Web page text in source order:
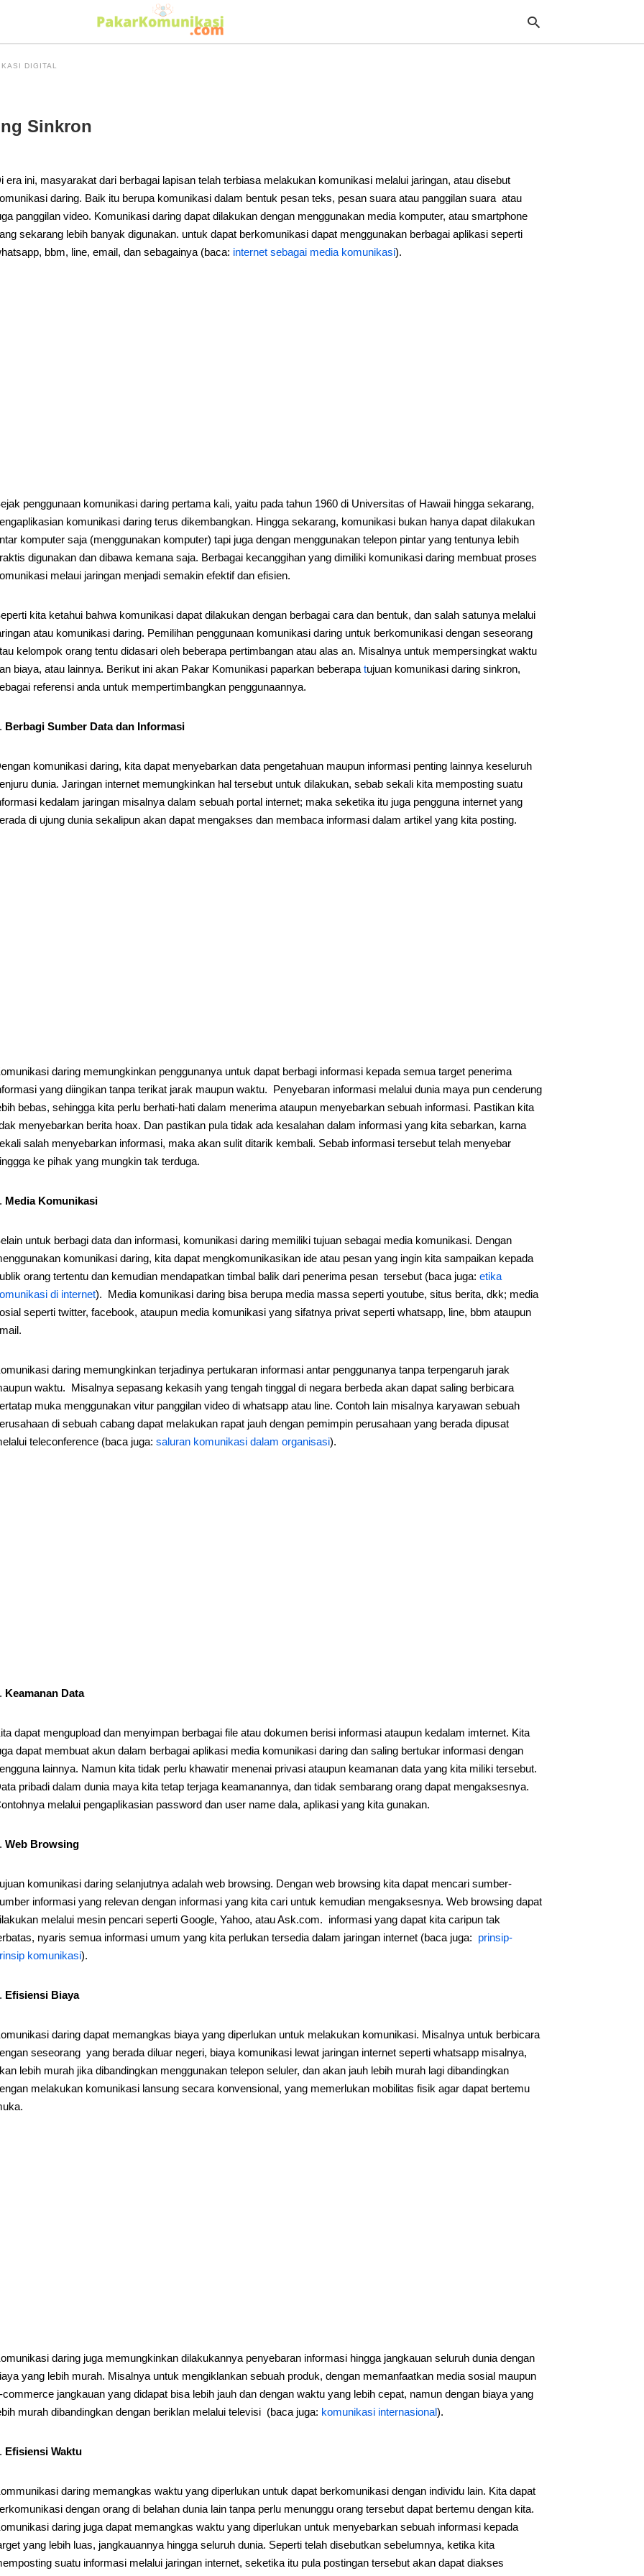
DIGITAL
Sinkron
era ini, masyarakat dari berbagai lapisan telah terbiasa melakukan komunikasi melalui jaringan, atau disebut
daring. Baik itu berupa komunikasi dalam bentuk pesan teks, pesan suara atau panggilan suara atau
panggilan video. Komunikasi daring dapat dilakukan dengan menggunakan media komputer, atau smartphone
sekarang lebih banyak digunakan. untuk dapat berkomunikasi dapat menggunakan berbagai aplikasi seperti
bbm, line, email, dan sebagainya (baca: internet sebagai media komunikasi).
penggunaan komunikasi daring pertama kali, yaitu pada tahun 1960 di Universitas of Hawaii hingga sekarang,
komunikasi daring terus dikembangkan. Hingga sekarang, komunikasi bukan hanya dapat dilakukan
komputer saja (menggunakan komputer) tapi juga dengan menggunakan telepon pintar yang tentunya lebih
digunakan dan dibawa kemana saja. Berbagai kecanggihan yang dimiliki komunikasi daring membuat proses
melaui jaringan menjadi semakin efektif dan efisien.
kita ketahui bahwa komunikasi dapat dilakukan dengan berbagai cara dan bentuk, dan salah satunya melalui
atau komunikasi daring. Pemilihan penggunaan komunikasi daring untuk berkomunikasi dengan seseorang
kelompok orang tentu didasari oleh beberapa pertimbangan atau alas an. Misalnya untuk mempersingkat waktu
biaya, atau lainnya. Berikut ini akan Pakar Komunikasi paparkan beberapa tujuan komunikasi daring sinkron,
referensi anda untuk mempertimbangkan penggunaannya.
Berbagi Sumber Data dan Informasi
komunikasi daring, kita dapat menyebarkan data pengetahuan maupun informasi penting lainnya keseluruh
dunia. Jaringan internet memungkinkan hal tersebut untuk dilakukan, sebab sekali kita memposting suatu
kedalam jaringan misalnya dalam sebuah portal internet; maka seketika itu juga pengguna internet yang
di ujung dunia sekalipun akan dapat mengakses dan membaca informasi dalam artikel yang kita posting.
daring memungkinkan penggunanya untuk dapat berbagi informasi kepada semua target penerima
yang diingikan tanpa terikat jarak maupun waktu. Penyebaran informasi melalui dunia maya pun cenderung
bebas, sehingga kita perlu berhati-hati dalam menerima ataupun menyebarkan sebuah informasi. Pastikan kita
menyebarkan berita hoax. Dan pastikan pula tidak ada kesalahan dalam informasi yang kita sebarkan, karna
salah menyebarkan informasi, maka akan sulit ditarik kembali. Sebab informasi tersebut telah menyebar
ke pihak yang mungkin tak terduga.
Media Komunikasi
untuk berbagi data dan informasi, komunikasi daring memiliki tujuan sebagai media komunikasi. Dengan
komunikasi daring, kita dapat mengkomunikasikan ide atau pesan yang ingin kita sampaikan kepada
orang tertentu dan kemudian mendapatkan timbal balik dari penerima pesan tersebut (baca juga: etika
di internet). Media komunikasi daring bisa berupa media massa seperti youtube, situs berita, dkk; media
seperti twitter, facebook, ataupun media komunikasi yang sifatnya privat seperti whatsapp, line, bbm ataupun
daring memungkinkan terjadinya pertukaran informasi antar penggunanya tanpa terpengaruh jarak
waktu. Misalnya sepasang kekasih yang tengah tinggal di negara berbeda akan dapat saling berbicara
muka menggunakan vitur panggilan video di whatsapp atau line. Contoh lain misalnya karyawan sebuah
di sebuah cabang dapat melakukan rapat jauh dengan pemimpin perusahaan yang berada dipusat
teleconference (baca juga: saluran komunikasi dalam organisasi).
Keamanan Data
dapat mengupload dan menyimpan berbagai file atau dokumen berisi informasi ataupun kedalam imternet. Kita
dapat membuat akun dalam berbagai aplikasi media komunikasi daring dan saling bertukar informasi dengan
lainnya. Namun kita tidak perlu khawatir menenai privasi ataupun keamanan data yang kita miliki tersebut.
pribadi dalam dunia maya kita tetap terjaga keamanannya, dan tidak sembarang orang dapat mengaksesnya.
melalui pengaplikasian password dan user name dala, aplikasi yang kita gunakan.
Web Browsing
komunikasi daring selanjutnya adalah web browsing. Dengan web browsing kita dapat mencari sumber-
informasi yang relevan dengan informasi yang kita cari untuk kemudian mengaksesnya. Web browsing dapat
melalui mesin pencari seperti Google, Yahoo, atau Ask.com. informasi yang dapat kita caripun tak
nyaris semua informasi umum yang kita perlukan tersedia dalam jaringan internet (baca juga: prinsip-
komunikasi).
Efisiensi Biaya
daring dapat memangkas biaya yang diperlukan untuk melakukan komunikasi. Misalnya untuk berbicara
seseorang yang berada diluar negeri, biaya komunikasi lewat jaringan internet seperti whatsapp misalnya,
lebih murah jika dibandingkan menggunakan telepon seluler, dan akan jauh lebih murah lagi dibandingkan
melakukan komunikasi lansung secara konvensional, yang memerlukan mobilitas fisik agar dapat bertemu
daring juga memungkinkan dilakukannya penyebaran informasi hingga jangkauan seluruh dunia dengan
yang lebih murah. Misalnya untuk mengiklankan sebuah produk, dengan memanfaatkan media sosial maupun
commerce jangkauan yang didapat bisa lebih jauh dan dengan waktu yang lebih cepat, namun dengan biaya yang
murah dibandingkan dengan beriklan melalui televisi (baca juga: komunikasi internasional).
Efisiensi Waktu
daring memangkas waktu yang diperlukan untuk dapat berkomunikasi dengan individu lain. Kita dapat
dengan orang di belahan dunia lain tanpa perlu menunggu orang tersebut dapat bertemu dengan kita.
daring juga dapat memangkas waktu yang diperlukan untuk menyebarkan sebuah informasi kepada
yang lebih luas, jangkauannya hingga seluruh dunia. Seperti telah disebutkan sebelumnya, ketika kita
suatu informasi melalui jaringan internet, seketika itu pula postingan tersebut akan dapat diakses